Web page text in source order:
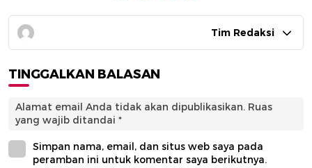
Tim Redaksi
TINGGALKAN BALASAN
Alamat email Anda tidak akan dipublikasikan. Ruas
yang wajib ditandai *
Simpan nama, email, dan situs web saya pada
peramban ini untuk komentar saya berikutnya.